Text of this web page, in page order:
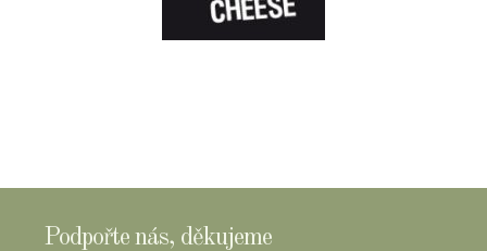
Podpořte nás, děkujeme